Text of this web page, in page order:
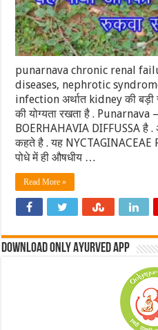
punarnava chronic renal
diseases, nephrotic
infection अर्थात kidney की बड़ी
की योग्यता रखता है . Punarnava
BOERHAHAVIA DIFFUSSA है
कहते है . यह NYCTAGINACEAE
पोधे में ही औषधीय …
Read More »
Download Only Ayurved App